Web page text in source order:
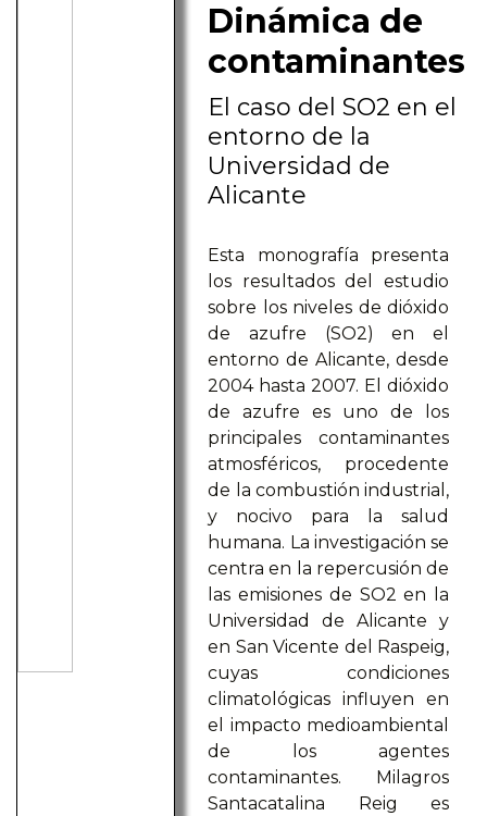
Dinámica de
contaminantes
El caso del SO2 en el
entorno de la
Universidad de
Alicante
Esta monografía presenta
los resultados del estudio
sobre los niveles de dióxido
de azufre (SO2) en el
entorno de Alicante, desde
2004 hasta 2007. El dióxido
de azufre es uno de los
principales contaminantes
atmosféricos, procedente
de la combustión industrial,
y nocivo para la salud
humana. La investigación se
centra en la repercusión de
las emisiones de SO2 en la
Universidad de Alicante y
en San Vicente del Raspeig,
cuyas condiciones
climatológicas influyen en
el impacto medioambiental
de los agentes
contaminantes. Milagros
Santacatalina Reig es